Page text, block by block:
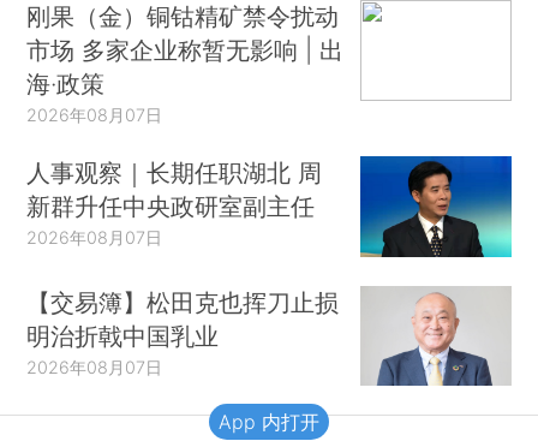
刚果（金）铜钴精矿禁令扰动
市场 多家企业称暂无影响 | 出
海·政策
2026年08月07日
人事观察｜长期任职湖北 周
新群升任中央政研室副主任
2026年08月07日
【交易簿】松田克也挥刀止损
明治折戟中国乳业
2026年08月07日
App 内打开